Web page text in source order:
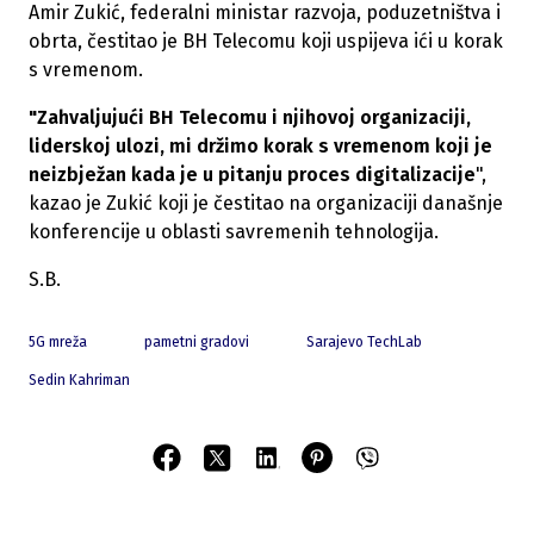
Amir Zukić, federalni ministar razvoja, poduzetništva i
obrta, čestitao je BH Telecomu koji uspijeva ići u korak
s vremenom.
"Zahvaljujući BH Telecomu i njihovoj organizaciji,
liderskoj ulozi, mi držimo korak s vremenom koji je
neizbježan kada je u pitanju proces digitalizacije",
kazao je Zukić koji je čestitao na organizaciji današnje
konferencije u oblasti savremenih tehnologija.
S.B.
5G mreža pametni gradovi Sarajevo TechLab
Sedin Kahriman